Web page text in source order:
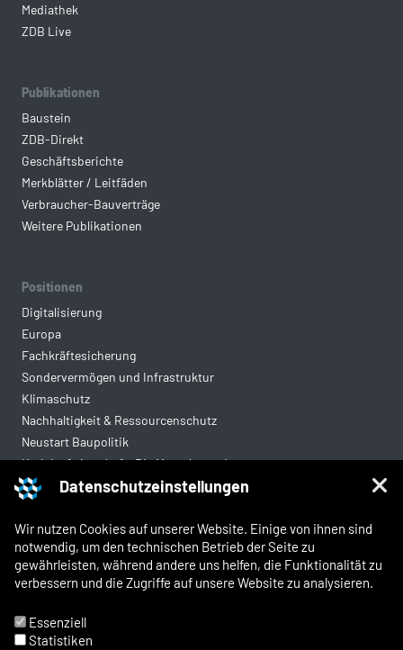
Datenschutzeinstellungen
Wir nutzen Cookies auf unserer Website. Einige von ihnen sind
notwendig, um den technischen Betrieb der Seite zu
gewährleisten, während andere uns helfen, die Funktionalität zu
verbessern und die Zugriffe auf unsere Website zu analysieren.
Essenziell
Statistiken
Mediathek
ZDB Live
Publikationen
Baustein
ZDB-Direkt
Geschäftsberichte
Merkblätter / Leitfäden
Verbraucher-Bauverträge
Weitere Publikationen
Positionen
Digitalisierung
Europa
Fachkräftesicherung
Sondervermögen und Infrastruktur
Klimaschutz
Nachhaltigkeit & Ressourcenschutz
Neustart Baupolitik
Kreislaufwirtschaft: Die Mantelverordnung
Mittelstandsgerechte Vergabe
Rechtliches
Kontakt
Impressum
Datenschutz